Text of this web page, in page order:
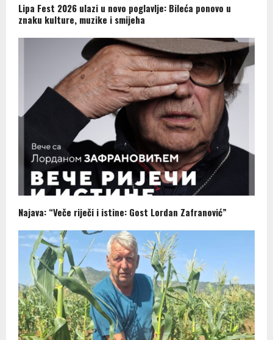
Lipa Fest 2026 ulazi u novo poglavlje: Bileća ponovo u
znaku kulture, muzike i smijeha
Najava: “Veče riječi i istine: Gost Lordan Zafranović”